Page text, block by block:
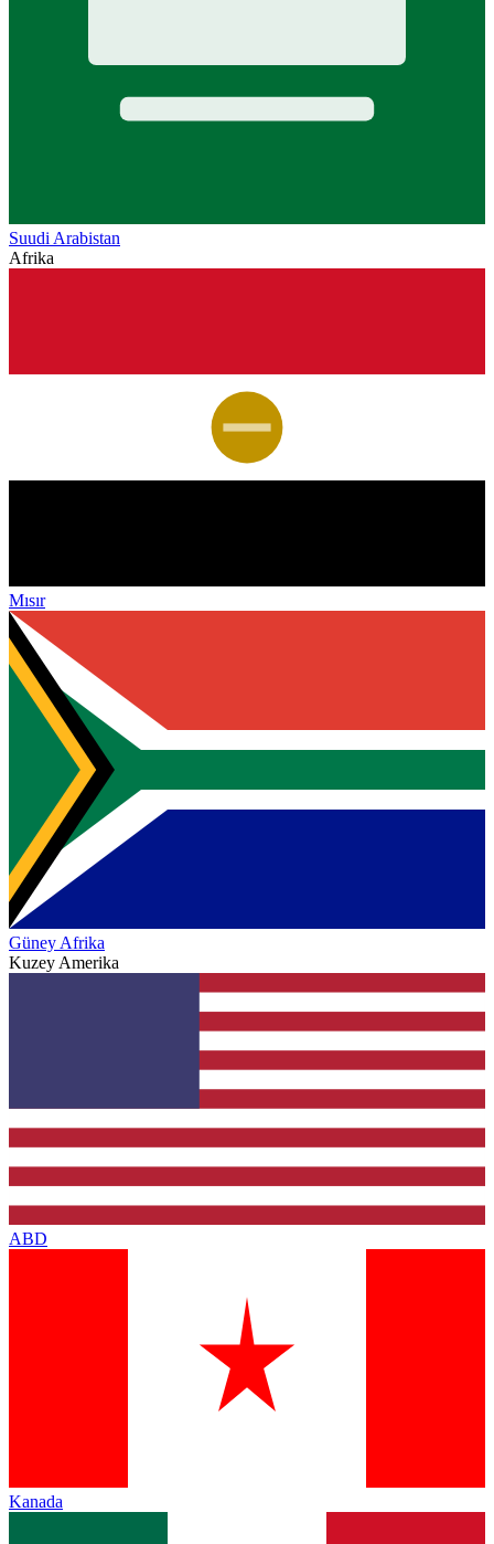
Suudi Arabistan
Afrika
Mısır
Güney Afrika
Kuzey Amerika
ABD
Kanada